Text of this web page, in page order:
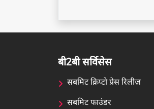
बी2बी सर्विसेस
सबमिट क्रिप्टो प्रेस रिलीज़
सबमिट फाउंडर